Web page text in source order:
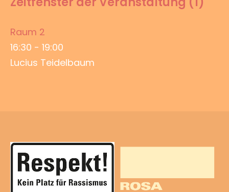
Raum 2
16:30 - 19:00
Lucius Teidelbaum